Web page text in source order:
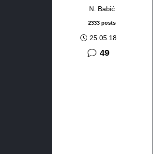
N. Babić
2333 posts
25.05.18
49komentara